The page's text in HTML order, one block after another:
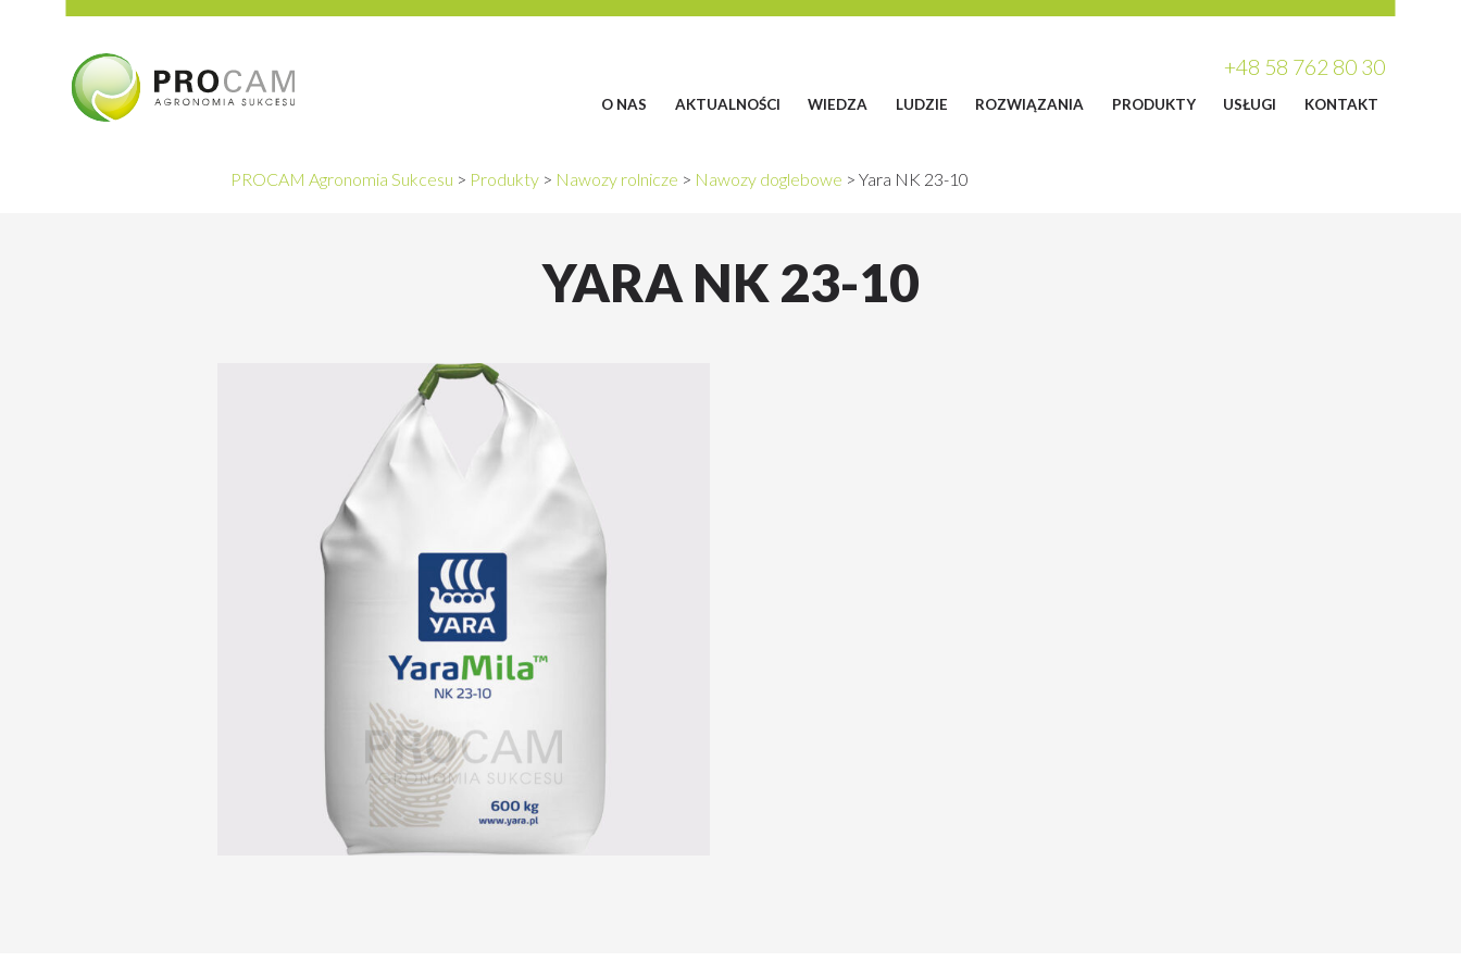
+48 58 762 80 30
O NAS AKTUALNOŚCI WIEDZA LUDZIE ROZWIĄZANIA PRODUKTY USŁUGI KONTAKT
PROCAM Agronomia Sukcesu > Produkty > Nawozy rolnicze > Nawozy doglebowe > Yara NK 23-10
YARA NK 23-10